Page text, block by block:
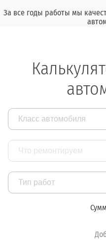
За все годы работы мы
Класс автомобиля
Что ремонтируем
Тип работ